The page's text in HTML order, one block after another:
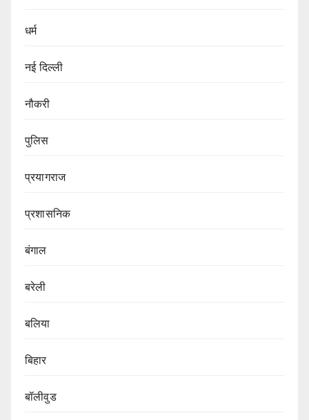
धर्म
नई दिल्ली
नौकरी
पुलिस
प्रयागराज
प्रशासनिक
बंगाल
बरेली
बलिया
बिहार
बॉलीवुड